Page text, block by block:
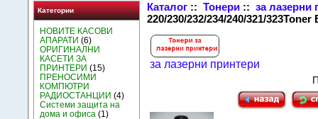
Категории
НОВИТЕ КАСОВИ
АПАРАТИ (6)
ОРИГИНАЛНИ
КАСЕТИ ЗА
ПРИНТЕРИ (15)
ПРЕНОСИМИ
КОМПЮТРИ
РАДИОСТАНЦИИ (4)
Системи защита на
дома и офиса (1)
Каталог ::Тонери ::за лазерни
220/230/232/234/240/321/323Toner
за лазерни принтери